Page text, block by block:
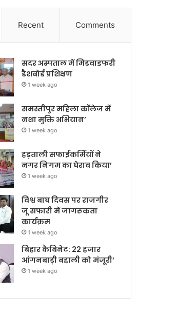
Recent Comments
सदर अस्पताल में मिडवाइफरी
डैशबोर्ड प्रशिक्षण
1 week ago
समस्तीपुर महिला कॉलेज में
नशा मुक्ति अभियान’
1 week ago
हड़ताली सफाईकर्मियों ने
नगर निगम का घेराव किया’
1 week ago
विश्व बाघ दिवस पर राजगीर
जू सफारी में जागरूकता
कार्यक्रम
1 week ago
बिहार कैबिनेट: 22 हजार
आंगनबाड़ी बहाली को मंजूरी’
1 week ago